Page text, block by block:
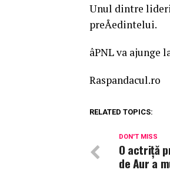
Unul dintre
preÅedintelui.
âPNL va
Raspandacul.ro
RELATED TOPICS:
DON'T MISS
O actriţă
de Aur a